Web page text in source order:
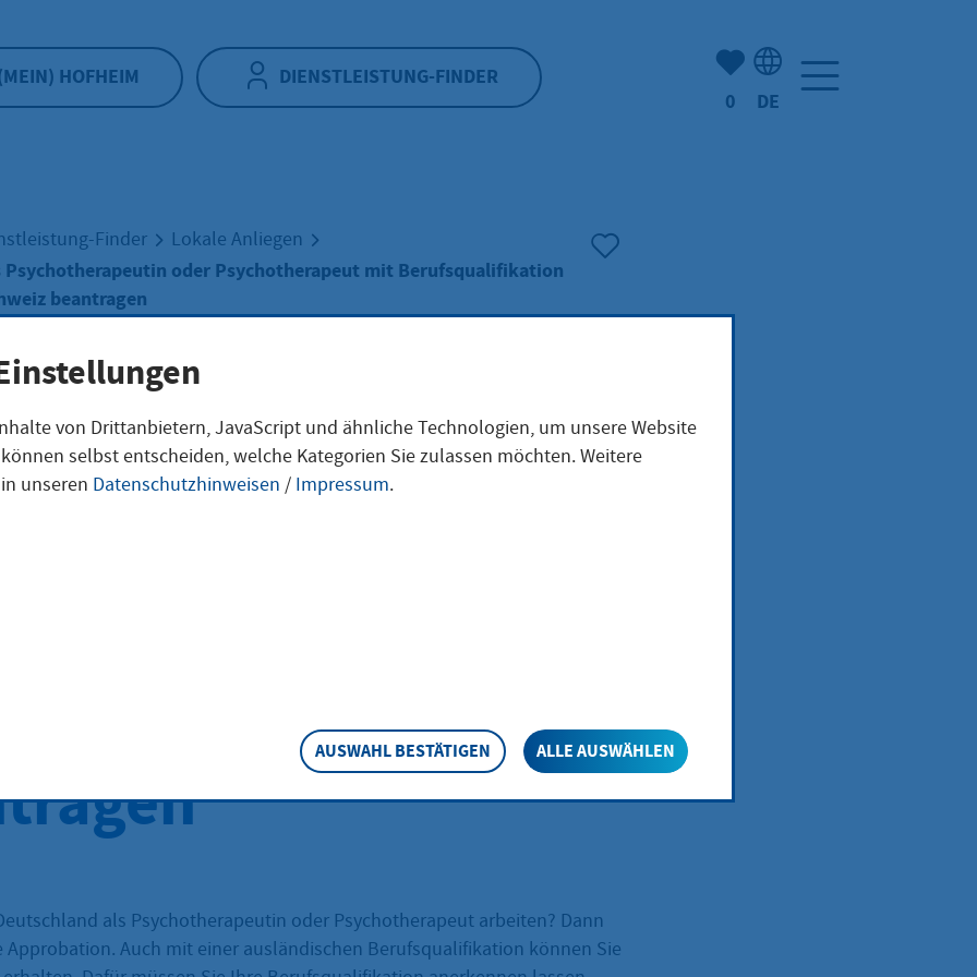
HOFHEIM DIENSTLEISTUNG-FINDER
Anzahl der gemerkten
0 DE
Finder Lokale Anliegen
oder Psychotherapeut mit Berufsqualifikation
beantragen
als
oder
mit
aus
Schweiz
als Psychotherapeutin oder Psychotherapeut arbeiten? Dann
Approbation. Auch mit einer ausländischen Berufsqualifikation können Sie
von Drittanbietern, JavaScript und ähnliche Technologien, um unsere Website
selbst entscheiden, welche Kategorien Sie zulassen möchten. Weitere
unseren Datenschutzhinweisen / Impressum.
AUSWAHL BESTÄTIGEN ALLE AUSWÄHLEN